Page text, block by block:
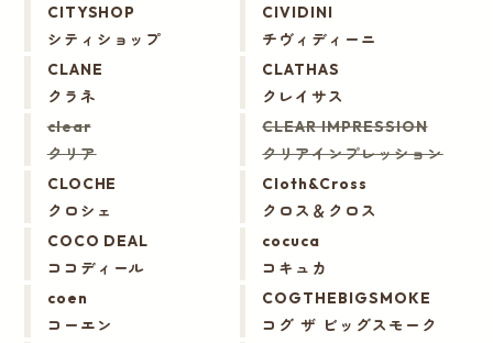
CITYSHOP
シティショップ
CIVIDINI
チヴィディーニ
CLANE
クラネ
CLATHAS
クレイサス
clear
クリア
CLEAR IMPRESSION
クリアインプレッション
CLOCHE
クロシェ
Cloth&Cross
クロス＆クロス
COCO DEAL
ココディール
cocuca
コキュカ
coen
コーエン
COGTHEBIGSMOKE
コグ ザ ビッグスモーク